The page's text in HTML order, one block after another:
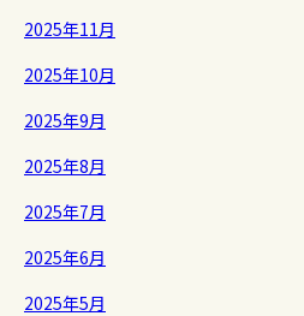
2025年11月
2025年10月
2025年9月
2025年8月
2025年7月
2025年6月
2025年5月